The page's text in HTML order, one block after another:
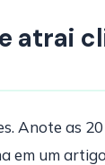
atrai
Anote as
em um